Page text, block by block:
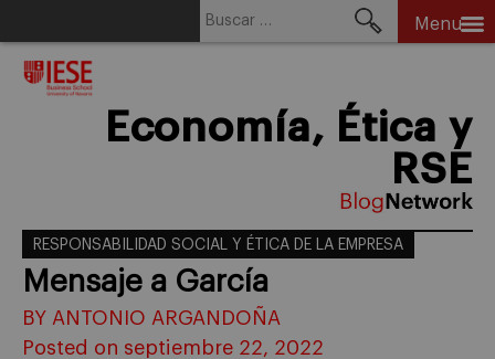
Menu
Economía, Ética y
RSE
RESPONSABILIDAD SOCIAL Y ÉTICA DE LA EMPRESA
Mensaje a García
BY ANTONIO ARGANDOÑA
Posted on septiembre 22, 2022